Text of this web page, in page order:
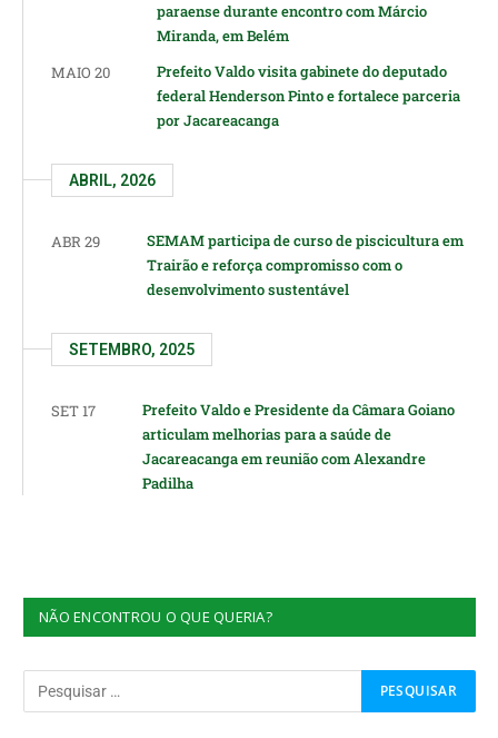
paraense durante encontro com Márcio
Miranda, em Belém
MAIO 20
Prefeito Valdo visita gabinete do deputado
federal Henderson Pinto e fortalece parceria
por Jacareacanga
ABRIL, 2026
ABR 29
SEMAM participa de curso de piscicultura em
Trairão e reforça compromisso com o
desenvolvimento sustentável
SETEMBRO, 2025
SET 17
Prefeito Valdo e Presidente da Câmara Goiano
articulam melhorias para a saúde de
Jacareacanga em reunião com Alexandre
Padilha
NÃO ENCONTROU O QUE QUERIA?